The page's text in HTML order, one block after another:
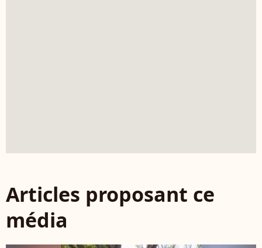
Articles proposant ce
média